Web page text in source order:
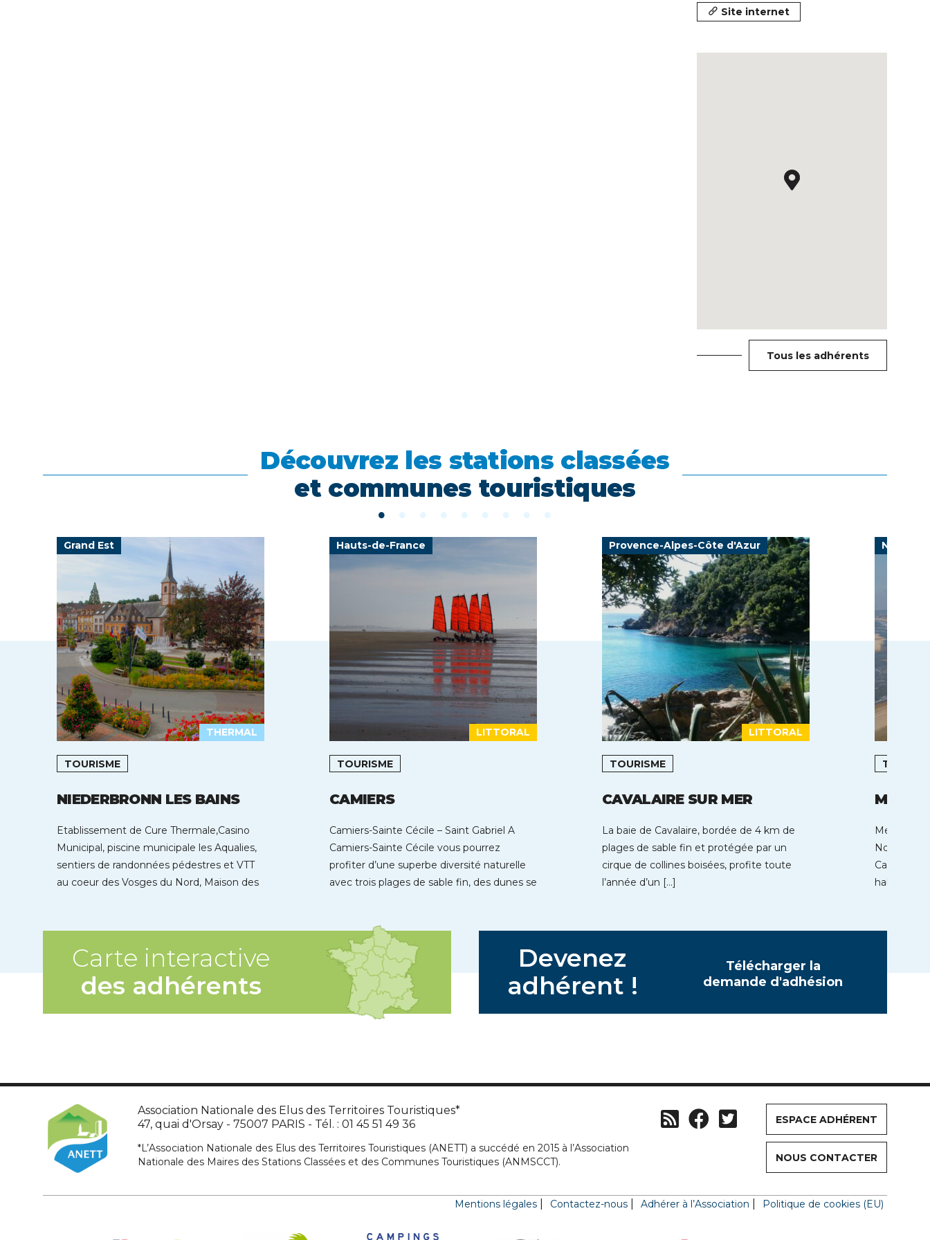
Site internet
Tous les adhérents
Découvrez les stations classées
et communes touristiques
Grand Est
THERMAL
TOURISME
NIEDERBRONN LES BAINS
Etablissement de Cure Thermale,Casino
Municipal, piscine municipale les Aqualies,
sentiers de randonnées pédestres et VTT
au coeur des Vosges du Nord, Maison des
Hauts-de-France
LITTORAL
TOURISME
CAMIERS
Camiers-Sainte Cécile – Saint Gabriel A
Camiers-Sainte Cécile vous pourrez
profiter d’une superbe diversité naturelle
avec trois plages de sable fin, des dunes se
Provence-Alpes-Côte d'Azur
LITTORAL
TOURISME
CAVALAIRE SUR MER
La baie de Cavalaire, bordée de 4 km de
plages de sable fin et protégée par un
cirque de collines boisées, profite toute
l’année d’un […]
Merville-
Calvados,
habitants
Carte interactive
des adhérents
Devenez
adhérent !
Télécharger la
demande d'adhésion
Association Nationale des Elus des Territoires Touristiques*
47, quai d'Orsay - 75007 PARIS - Tél. : 01 45 51 49 36
*L’Association Nationale des Elus des Territoires Touristiques (ANETT) a succédé en 2015 à l’Association
Nationale des Maires des Stations Classées et des Communes Touristiques (ANMSCCT).
ESPACE ADHÉRENT
NOUS CONTACTER
Mentions légales Contactez-nous Adhérer à l’Association Politique de cookies (EU)